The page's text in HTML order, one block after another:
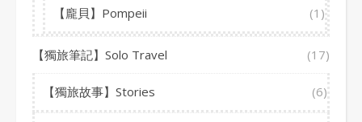
【龐貝】Pompeii (1)
【獨旅筆記】Solo Travel (17)
【獨旅故事】Stories (6)